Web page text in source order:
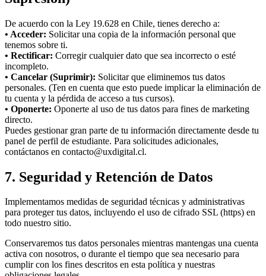
De acuerdo con la Ley 19.628 en Chile, tienes derecho a:
• Acceder: Solicitar una copia de la información personal que
tenemos sobre ti.
• Rectificar: Corregir cualquier dato que sea incorrecto o esté
incompleto.
• Cancelar (Suprimir): Solicitar que eliminemos tus datos
personales. (Ten en cuenta que esto puede implicar la eliminación de
tu cuenta y la pérdida de acceso a tus cursos).
• Oponerte: Oponerte al uso de tus datos para fines de marketing
directo.
Puedes gestionar gran parte de tu información directamente desde tu
panel de perfil de estudiante. Para solicitudes adicionales,
contáctanos en contacto@uxdigital.cl.
7. Seguridad y Retención de Datos
Implementamos medidas de seguridad técnicas y administrativas
para proteger tus datos, incluyendo el uso de cifrado SSL (https) en
todo nuestro sitio.
Conservaremos tus datos personales mientras mantengas una cuenta
activa con nosotros, o durante el tiempo que sea necesario para
cumplir con los fines descritos en esta política y nuestras